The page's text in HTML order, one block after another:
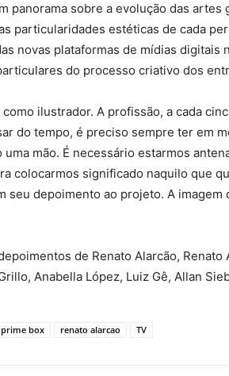
panorama sobre a evolução das artes
particularidades estéticas de cada
novas plataformas de mídias digitais
do processo criativo dos
como ilustrador. A profissão, a cada
do tempo, é preciso sempre ter em
mão. É necessário estarmos
colocarmos significado naquilo que
seu depoimento ao projeto. A imagem
de Renato Alarcão, Renato
Anabella López, Luiz Gê, Allan
prime box renato alarcao TV